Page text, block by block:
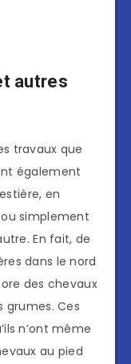
autres
travaux que
également
en
simplement
En fait, de
dans le nord
des chevaux
grumes. Ces
n’ont même
au pied